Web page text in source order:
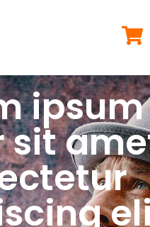
ipsum
sit